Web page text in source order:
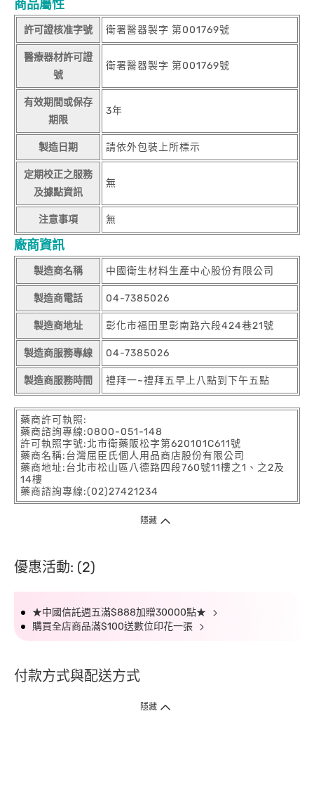
商品屬性
許可證核准字號 衛署醫器製字 第001769號
醫療器材許可證
號
衛署醫器製字 第001769號
有效期間或保存
期限
3年
製造日期 請依外包裝上所標示
定期校正之服務
及據點資訊
無
注意事項 無
廠商資訊
製造商名稱 中國衛生材料生產中心股份有限公司
製造商電話 04-7385026
製造商地址 彰化市福田里彰南路六段424巷21號
製造商服務專線 04-7385026
製造商服務時間 禮拜一~禮拜五早上八點到下午五點
藥商許可執照:
藥商諮詢專線:0800-051-148
許可執照字號:北市衛藥販松字第620101C611號
藥商名稱:台灣屈臣氏個人用品商店股份有限公司
藥商地址:台北市松山區八德路四段760號11樓之1、之2及
14樓
藥商諮詢專線:(02)27421234
隱藏
優惠活動: (2)
★中國信託週五滿$888加贈30000點★
購買全店商品滿$100送數位印花一張
付款方式與配送方式
隱藏